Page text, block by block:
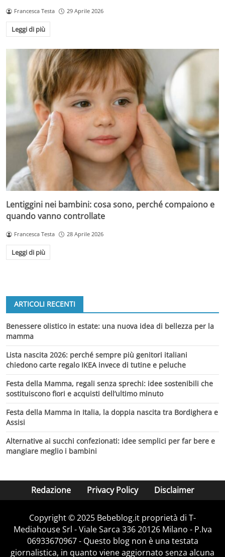
Francesca Testa 29 Aprile 2026
Leggi di più
Lentiggini nei bambini: cosa sono, perché compaiono e
quando vanno controllate
Francesca Testa 28 Aprile 2026
Leggi di più
ARTICOLI RECENTI
Benessere olistico in estate: una nuova idea di bellezza per la
mamma
Lista nascita 2026: perché sempre più genitori italiani
chiedono carte regalo IKEA invece di tutine e peluche
Festa della Mamma, regali senza sprechi: idee sostenibili che
sostituiscono fiori e acquisti dell’ultimo minuto
Festa della Mamma in Italia, la doppia nascita tra Bordighera e
Assisi
Alternative ai succhi confezionati: idee semplici per far bere e
mangiare meglio i bambini
Redazione Privacy Policy Disclaimer
Copyright © 2025 Bebeblog.it proprietà di T-
Mediahouse Srl - Viale Sarca 336 20126 Milano - P.Iva
06933670967 - Questo blog non è una testata
giornalistica, in quanto viene aggiornato senza alcuna